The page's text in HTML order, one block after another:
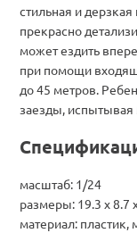
стильная и
прекрасно
может ездить
при помощи
до 45 метров.
заезды, испытывая
масштаб: 1/24
размеры: 19.3 х 8.7
материал: пластик,